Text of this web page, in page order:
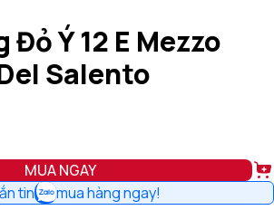
Đỏ Ý 12 E Mezzo
Salento
MUA NGAY
tin mua hàng ngay!